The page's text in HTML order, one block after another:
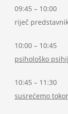
09:45 –
riječ
10:00 –
psihološko
10:45 –
susrećemo